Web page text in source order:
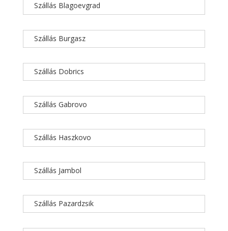
Szállás Blagoevgrad
Szállás Burgasz
Szállás Dobrics
Szállás Gabrovo
Szállás Haszkovo
Szállás Jambol
Szállás Pazardzsik